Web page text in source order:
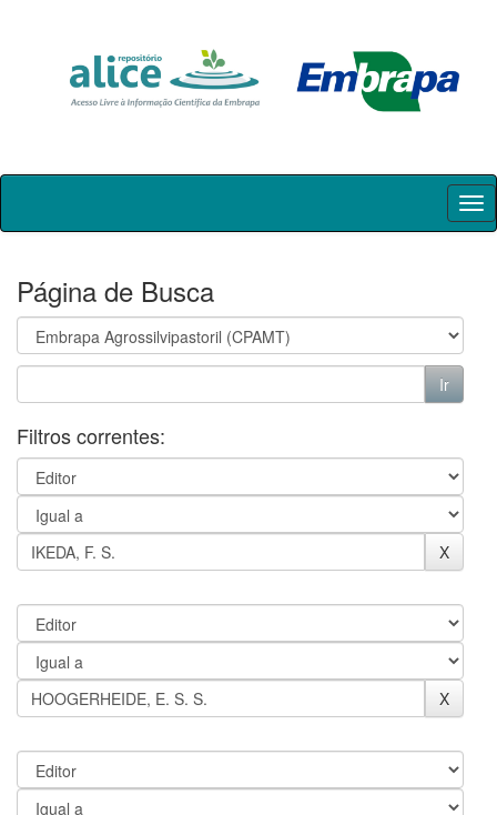
Skip
Página de Busca
Filtros correntes: